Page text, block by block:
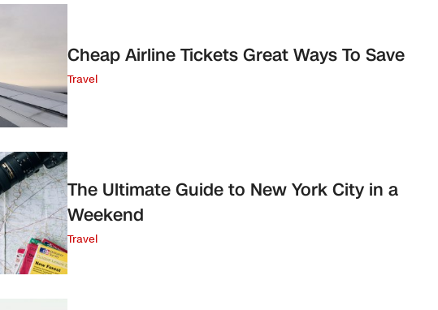
Cheap Airline Tickets Great Ways To Save
Travel
The Ultimate Guide to New York City in a
Weekend
Travel